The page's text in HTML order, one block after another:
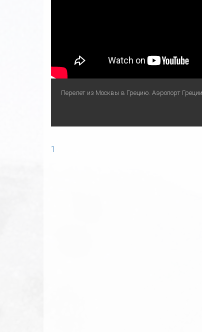
Перелет из Москвы в Грецию. Аэропорт Греции
1